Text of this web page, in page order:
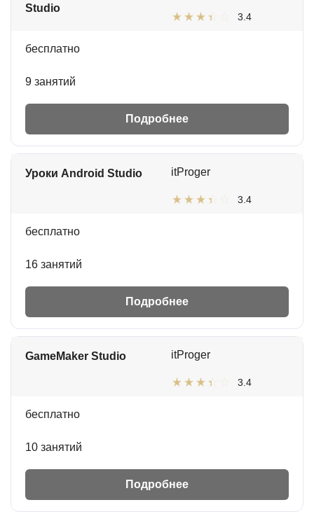
Studio
3.4
бесплатно
9 занятий
Подробнее
Уроки Android Studio itProger
3.4
бесплатно
16 занятий
Подробнее
GameMaker Studio itProger
3.4
бесплатно
10 занятий
Подробнее